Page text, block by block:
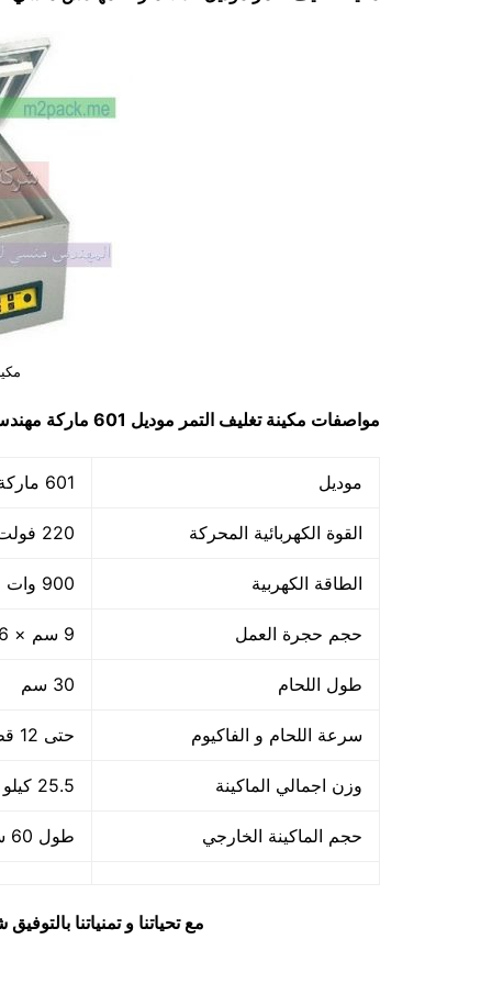
مواصفات مكينة تغليف التمر موديل 601 ماركة مهندس منسي
موديل 601 ماركة المهندس منسي
القوة الكهربائية المحركة 220 فولت
الطاقة الكهربية 900 وات +800 واط لحام
حجم حجرة العمل 9 سم × 36 سم × 32 سم
طول اللحام 30 سم
سرعة اللحام و الفاكيوم حتى 12 قطعة بالدقيقة اى 720 بالساعة او حسب حجم القطعة
وزن اجمالي الماكينة 25.5 كيلو
حجم الماكينة الخارجي طول 60 سم × عرض 56 سم × ارتفاع 60 سم
مع تحياتنا و تمنياتنا